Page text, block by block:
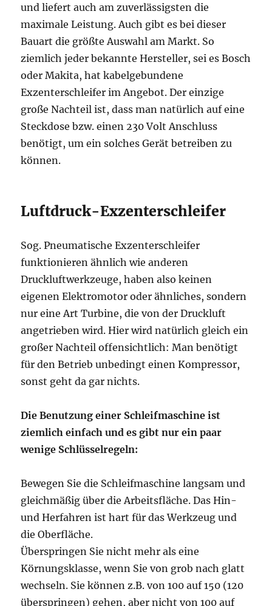
und liefert auch am zuverlässigsten die
maximale Leistung. Auch gibt es bei dieser
Bauart die größte Auswahl am Markt. So
ziemlich jeder bekannte Hersteller, sei es Bosch
oder Makita, hat kabelgebundene
Exzenterschleifer im Angebot. Der einzige
große Nachteil ist, dass man natürlich auf eine
Steckdose bzw. einen 230 Volt Anschluss
benötigt, um ein solches Gerät betreiben zu
können.
Luftdruck-Exzenterschleifer
Sog. Pneumatische Exzenterschleifer
funktionieren ähnlich wie anderen
Druckluftwerkzeuge, haben also keinen
eigenen Elektromotor oder ähnliches, sondern
nur eine Art Turbine, die von der Druckluft
angetrieben wird. Hier wird natürlich gleich ein
großer Nachteil offensichtlich: Man benötigt
für den Betrieb unbedingt einen Kompressor,
sonst geht da gar nichts.
Die Benutzung einer Schleifmaschine ist
ziemlich einfach und es gibt nur ein paar
wenige Schlüsselregeln:
Bewegen Sie die Schleifmaschine langsam und
gleichmäßig über die Arbeitsfläche. Das Hin-
und Herfahren ist hart für das Werkzeug und
die Oberfläche.
Überspringen Sie nicht mehr als eine
Körnungsklasse, wenn Sie von grob nach glatt
wechseln. Sie können z.B. von 100 auf 150 (120
überspringen) gehen, aber nicht von 100 auf